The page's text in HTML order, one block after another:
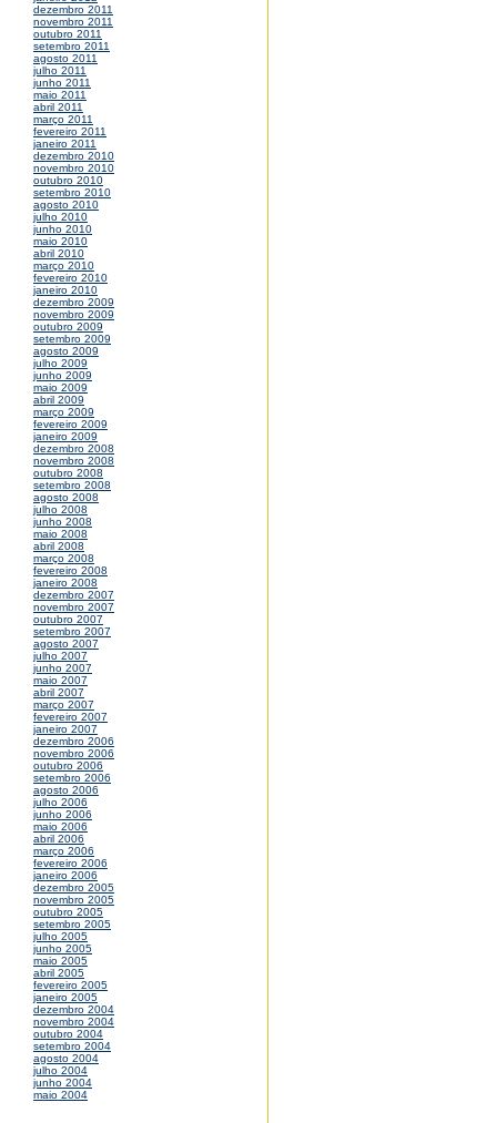
dezembro 2011
novembro 2011
outubro 2011
setembro 2011
agosto 2011
julho 2011
junho 2011
maio 2011
abril 2011
março 2011
fevereiro 2011
janeiro 2011
dezembro 2010
novembro 2010
outubro 2010
setembro 2010
agosto 2010
julho 2010
junho 2010
maio 2010
abril 2010
março 2010
fevereiro 2010
janeiro 2010
dezembro 2009
novembro 2009
outubro 2009
setembro 2009
agosto 2009
julho 2009
junho 2009
maio 2009
abril 2009
março 2009
fevereiro 2009
janeiro 2009
dezembro 2008
novembro 2008
outubro 2008
setembro 2008
agosto 2008
julho 2008
junho 2008
maio 2008
abril 2008
março 2008
fevereiro 2008
janeiro 2008
dezembro 2007
novembro 2007
outubro 2007
setembro 2007
agosto 2007
julho 2007
junho 2007
maio 2007
abril 2007
março 2007
fevereiro 2007
janeiro 2007
dezembro 2006
novembro 2006
outubro 2006
setembro 2006
agosto 2006
julho 2006
junho 2006
maio 2006
abril 2006
março 2006
fevereiro 2006
janeiro 2006
dezembro 2005
novembro 2005
outubro 2005
setembro 2005
julho 2005
junho 2005
maio 2005
abril 2005
fevereiro 2005
janeiro 2005
dezembro 2004
novembro 2004
outubro 2004
setembro 2004
agosto 2004
julho 2004
junho 2004
maio 2004